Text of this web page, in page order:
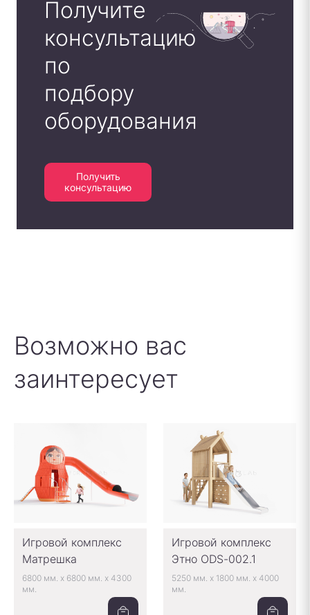
Получите
консультацию
по
подбору
оборудования
Получить
консультацию
Возможно вас
заинтересует
Игровой комплекс
Матрешка
6800 мм. x 6800 мм. x 4300
мм.
Игровой комплекс
Этно ODS-002.1
5250 мм. x 1800 мм. x 4000
мм.